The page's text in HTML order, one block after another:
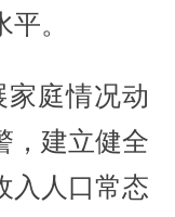
。
庭情况动
，建立健全
入人口常态